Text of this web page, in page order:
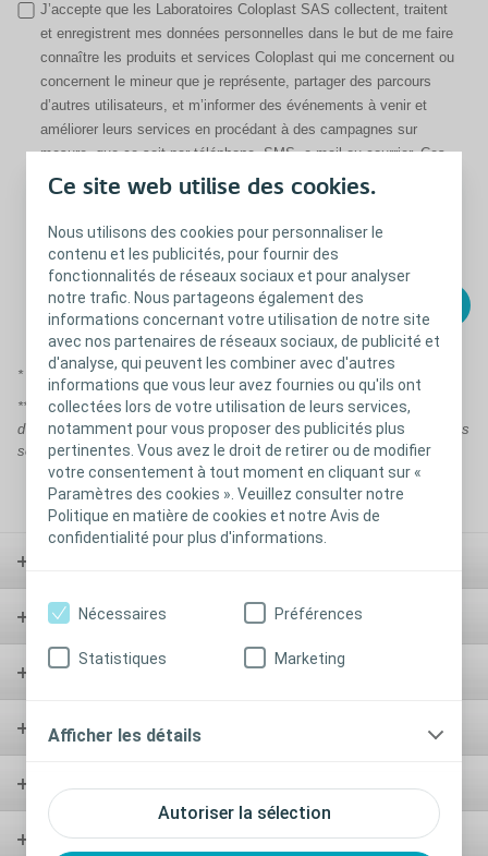
Ce site web utilise des cookies.
Nous utilisons des cookies pour personnaliser le
contenu et les publicités, pour fournir des
fonctionnalités de réseaux sociaux et pour analyser
notre trafic. Nous partageons également des
informations concernant votre utilisation de notre site
avec nos partenaires de réseaux sociaux, de publicité et
d'analyse, qui peuvent les combiner avec d'autres
informations que vous leur avez fournies ou qu'ils ont
collectées lors de votre utilisation de leurs services,
notamment pour vous proposer des publicités plus
pertinentes. Vous avez le droit de retirer ou de modifier
votre consentement à tout moment en cliquant sur «
Paramètres des cookies ». Veuillez consulter notre
Politique en matière de cookies et notre Avis de
confidentialité pour plus d'informations.
Autoriser la sélection
Nécessaires Préférences
Statistiques Marketing
Afficher les détails
J’accepte que les Laboratoires Coloplast SAS collectent, traitent
et enregistrent mes données personnelles dans le but de me faire
connaître les produits et services Coloplast qui me concernent ou
concernent le mineur que je représente, partager des parcours
d’autres utilisateurs, et m’informer des événements à venir et
améliorer leurs services en procédant à des campagnes sur
mesure, que ce soit par téléphone, SMS, e-mail ou courrier. Ces
communications seront basées sur les données personnelles,
fournies. Ils pourront partager ces données avec leurs sous-
traitants pour ces finalités exclusivement.
* Champ obligatoire
** Attention, places limitées. L’attribution se fait par ordre
d’inscription. Vous serez inscrit sur un créneau de 15 minutes, qui vous
sera confirmé.».
Aires thérapeutiques
Nos solutions
Nos services
A propos de nous